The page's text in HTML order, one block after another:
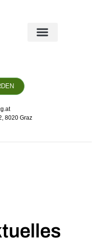
8020 Graz